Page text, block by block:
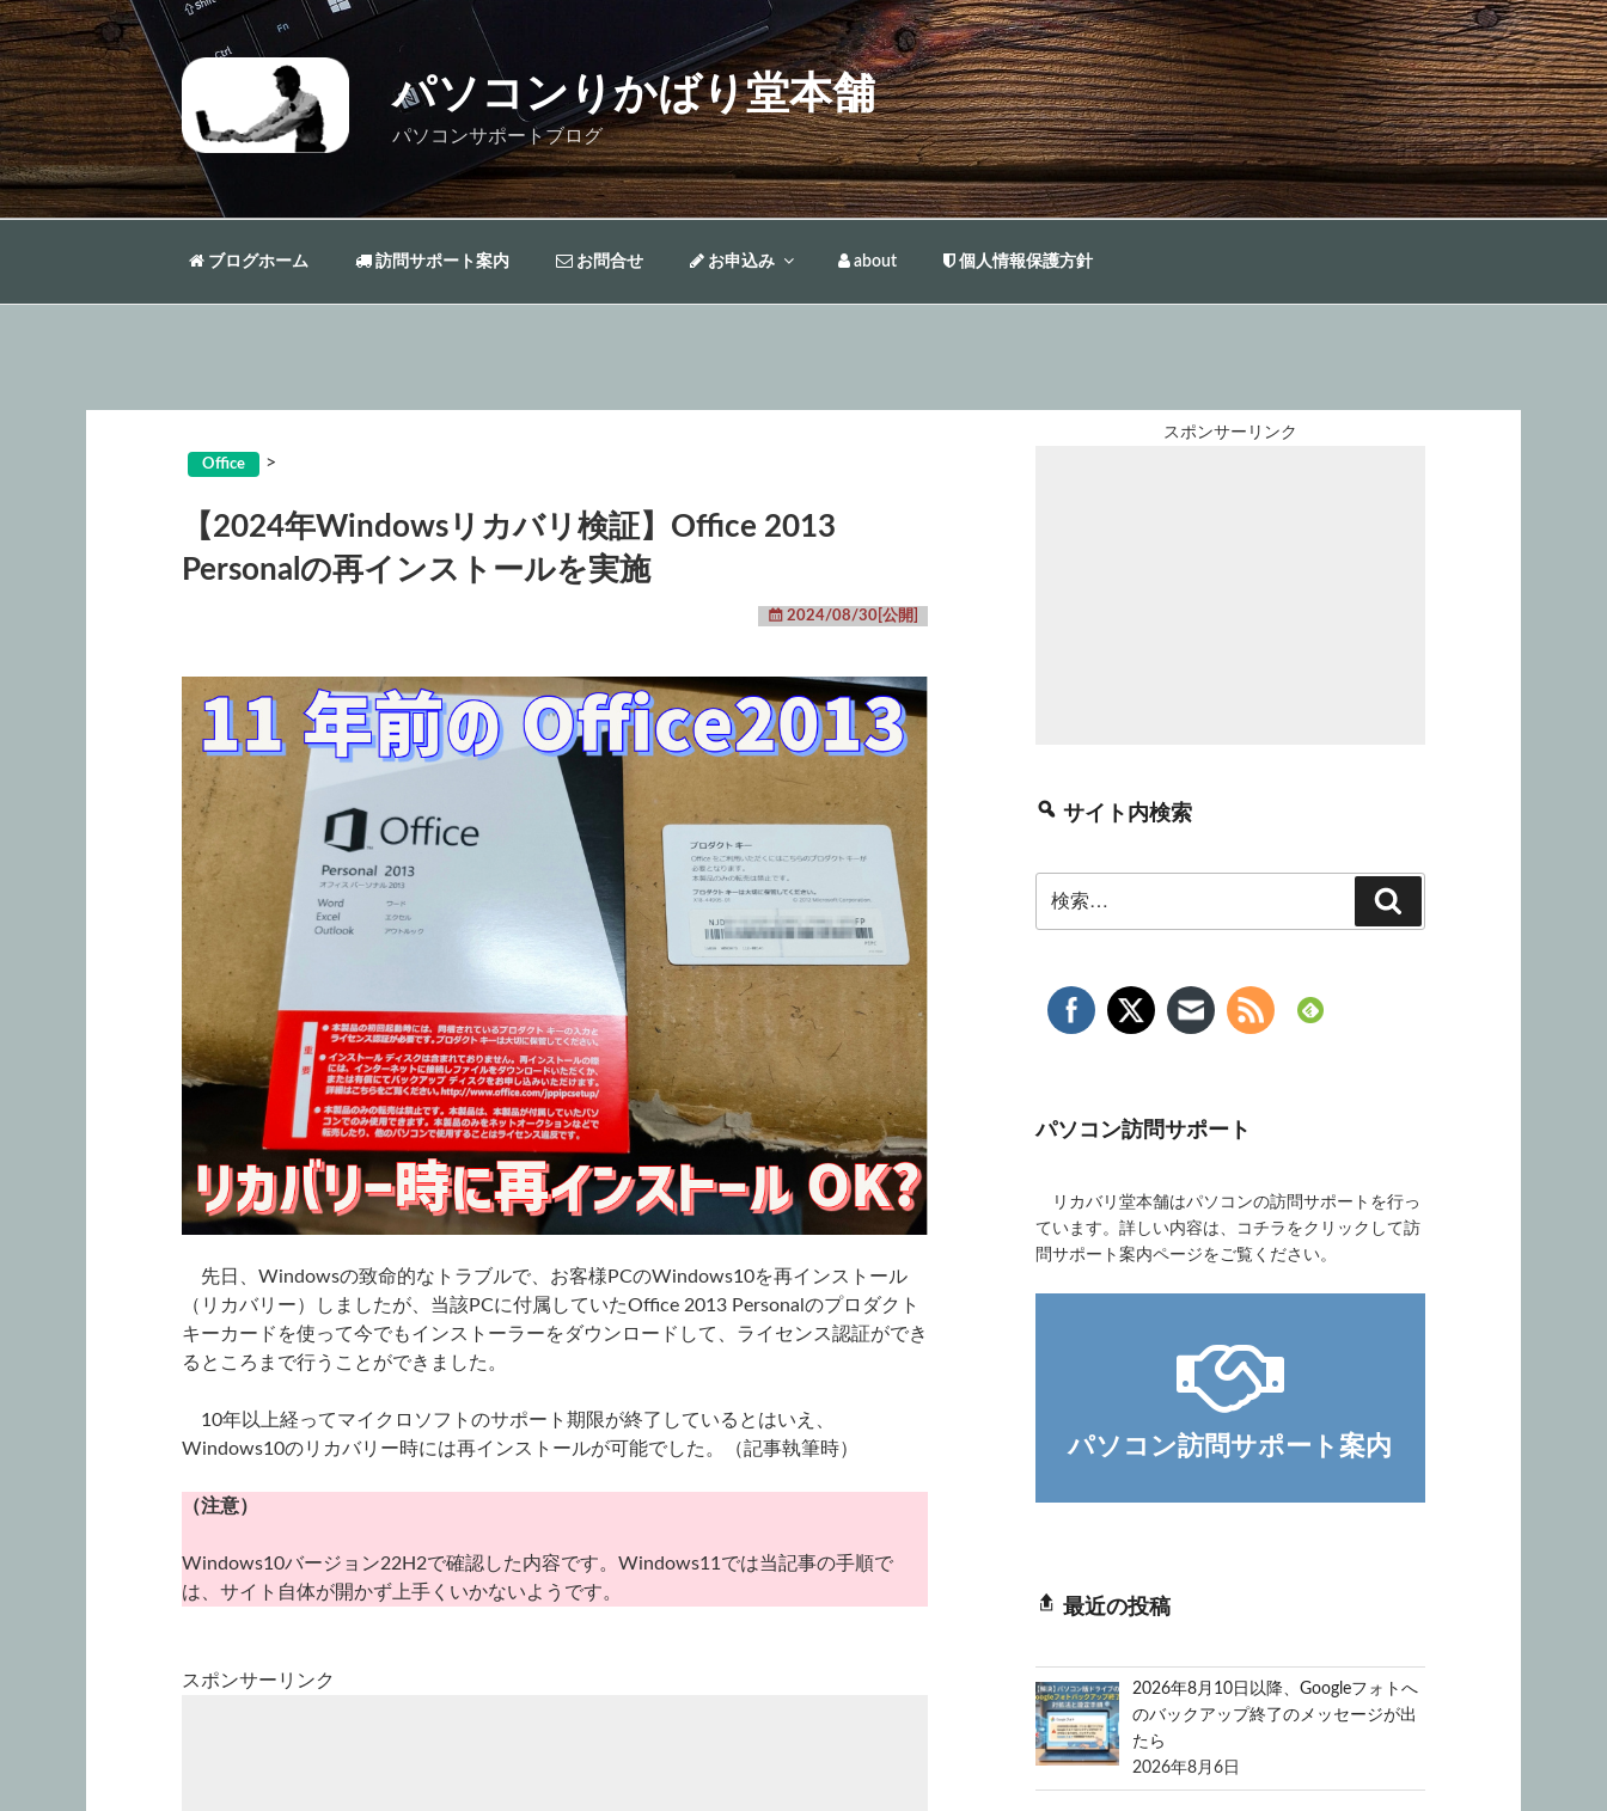
コ
ン
テ
ン
ツ
へ
ス
キ
パソコンりかばり堂本舗
パソコンサポートブログ
ブログホーム 訪問サポート案内 お問合せ お申込み about 個人情報保護方針
Office >
【2024年Windowsリカバリ検証】Office 2013
Personalの再インストールを実施
2024/08/30[公開]
先日、Windowsの致命的なトラブルで、お客様PCのWindows10を再インストール
（リカバリー）しましたが、当該PCに付属していたOffice 2013 Personalのプロダクト
キーカードを使って今でもインストーラーをダウンロードして、ライセンス認証ができ
るところまで行うことができました。
10年以上経ってマイクロソフトのサポート期限が終了しているとはいえ、
Windows10のリカバリー時には再インストールが可能でした。（記事執筆時）
（注意）
Windows10バージョン22H2で確認した内容です。Windows11では当記事の手順で
は、サイト自体が開かず上手くいかないようです。
スポンサーリンク
スポンサーリンク
サイト内検索
索:
索
パソコン訪問サポート
リカバリ堂本舗はパソコンの訪問サポートを行っ
ています。詳しい内容は、コチラをクリックして訪
問サポート案内ページをご覧ください。
パソコン訪問サポート案内
最近の投稿
2026年8月10日以降、Googleフォトへ
のバックアップ終了のメッセージが出
たら
2026年8月6日